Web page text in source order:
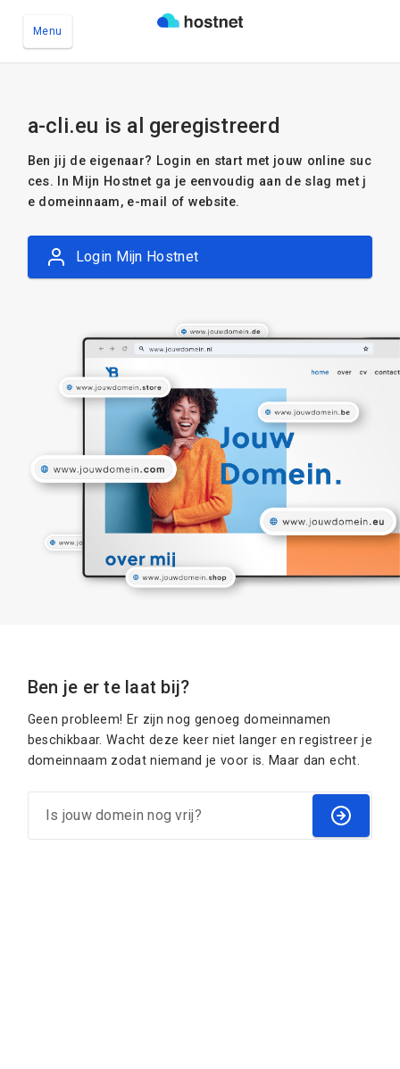
Menu
a-cli.eu is al geregistreerd
Ben jij de eigenaar? Login en start met jouw online suc
ces. In Mijn Hostnet ga je eenvoudig aan de slag met j
e domeinnaam, e-mail of website.
Login Mijn Hostnet
Ben je er te laat bij?
Geen probleem! Er zijn nog genoeg domeinnamen
beschikbaar. Wacht deze keer niet langer en registreer je
domeinnaam zodat niemand je voor is. Maar dan echt.